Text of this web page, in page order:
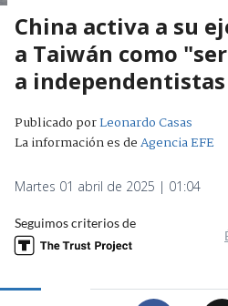
China activa a su
a Taiwán como
a independentistas
Publicado porLeonardo Casas
La información es deAgencia EFE
Martes 01 abril de 2025 | 01:04
Seguimos criterios de